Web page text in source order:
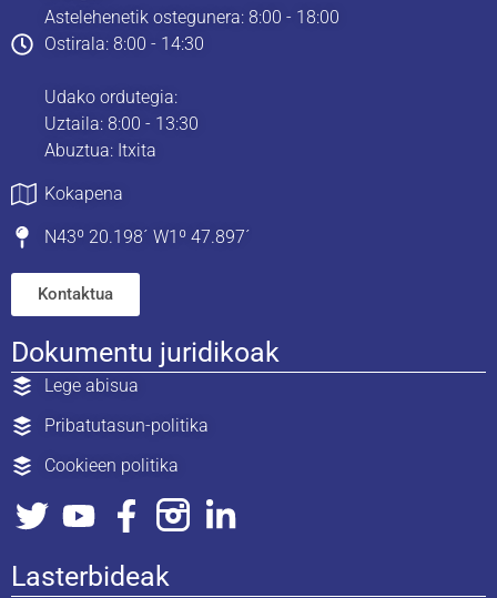
Astelehenetik ostegunera: 8:00 - 18:00
Ostirala: 8:00 - 14:30
Udako ordutegia:
Uztaila: 8:00 - 13:30
Abuztua: Itxita
Kokapena
N43º 20.198´ W1º 47.897´
Kontaktua
Dokumentu juridikoak
Lege abisua
Pribatutasun-politika
Cookieen politika
Lasterbideak